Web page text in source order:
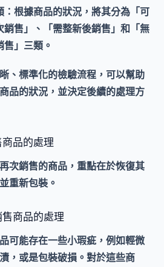
根據商品的狀況，將其分為「可
銷售」、「需整新後銷售」和「無
」三類。
、標準化的檢驗流程，可以幫助
品的狀況，並決定後續的處理方
品的處理
次銷售的商品，重點在於恢復其
重新包裝。
商品的處理
可能存在一些小瑕疵，例如輕微
，或是包裝破損。對於這些商